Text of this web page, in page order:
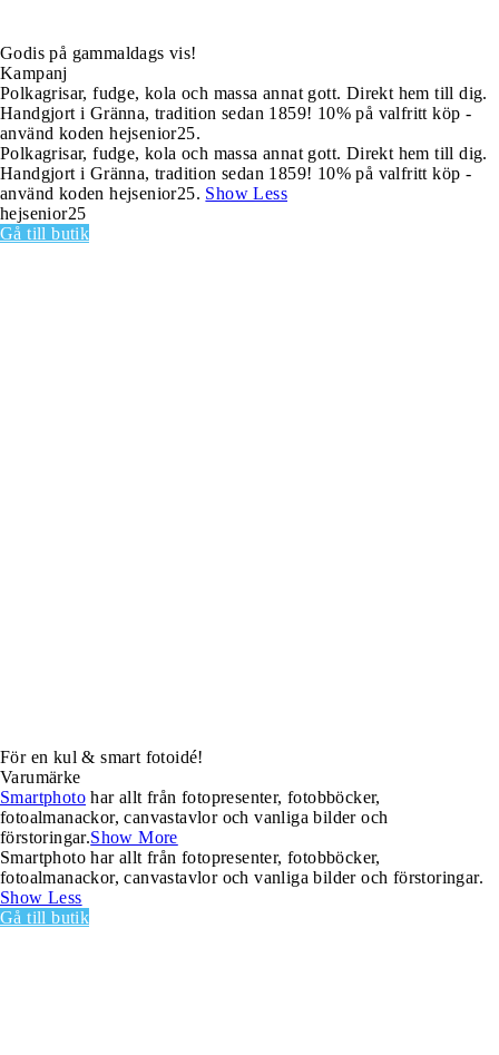
Godis på gammaldags vis!
Kampanj
Polkagrisar, fudge, kola och massa annat gott. Direkt hem till dig.
Handgjort i Gränna, tradition sedan 1859! 10% på valfritt köp -
använd koden hejsenior25.
Polkagrisar, fudge, kola och massa annat gott. Direkt hem till dig.
Handgjort i Gränna, tradition sedan 1859! 10% på valfritt köp -
använd koden hejsenior25. Show Less
hejsenior25
Gå till butik
För en kul & smart fotoidé!
Varumärke
Smartphoto har allt från fotopresenter, fotobböcker,
fotoalmanackor, canvastavlor och vanliga bilder och
förstoringar.Show More
Smartphoto har allt från fotopresenter, fotobböcker,
fotoalmanackor, canvastavlor och vanliga bilder och förstoringar.
Show Less
Gå till butik